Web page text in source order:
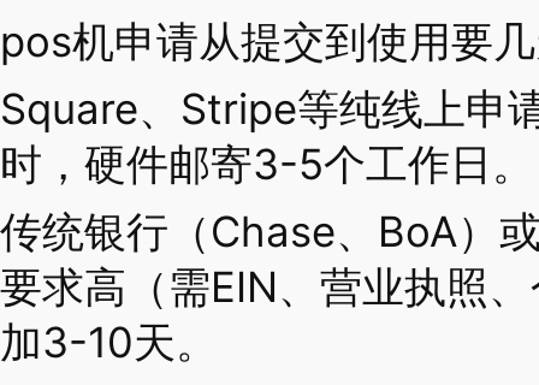
pos机申请从提交到使用要
Square、Stripe等纯线上申
时，硬件邮寄3-5个工作日。
传统银行（Chase、BoA）
要求高（需EIN、营业执照
加3-10天。